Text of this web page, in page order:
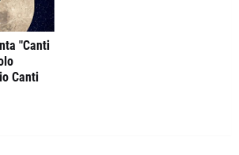
"Canti
Canti